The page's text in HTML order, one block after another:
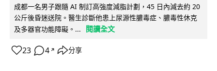
成都一名男子跟隨 AI 制訂高強度減脂計劃，45 日內減去約 20
公斤後昏迷送院。醫生診斷他患上尿源性膿毒症、膿毒性休克
及多器官功能障礙。...
閱讀全文
23 4 ↗ 分享